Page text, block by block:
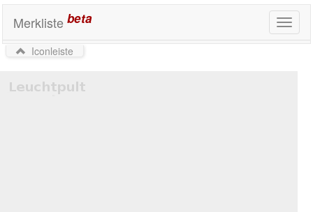
Toggle
Merkliste beta
Iconleiste